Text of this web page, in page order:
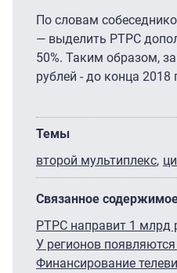
По словам
— выделить РТРС
50%. Таким образом,
рублей - до конца
Темы
второй мультиплекс
Связанное
РТРС направит 1 млрд
У регионов
Финансирование